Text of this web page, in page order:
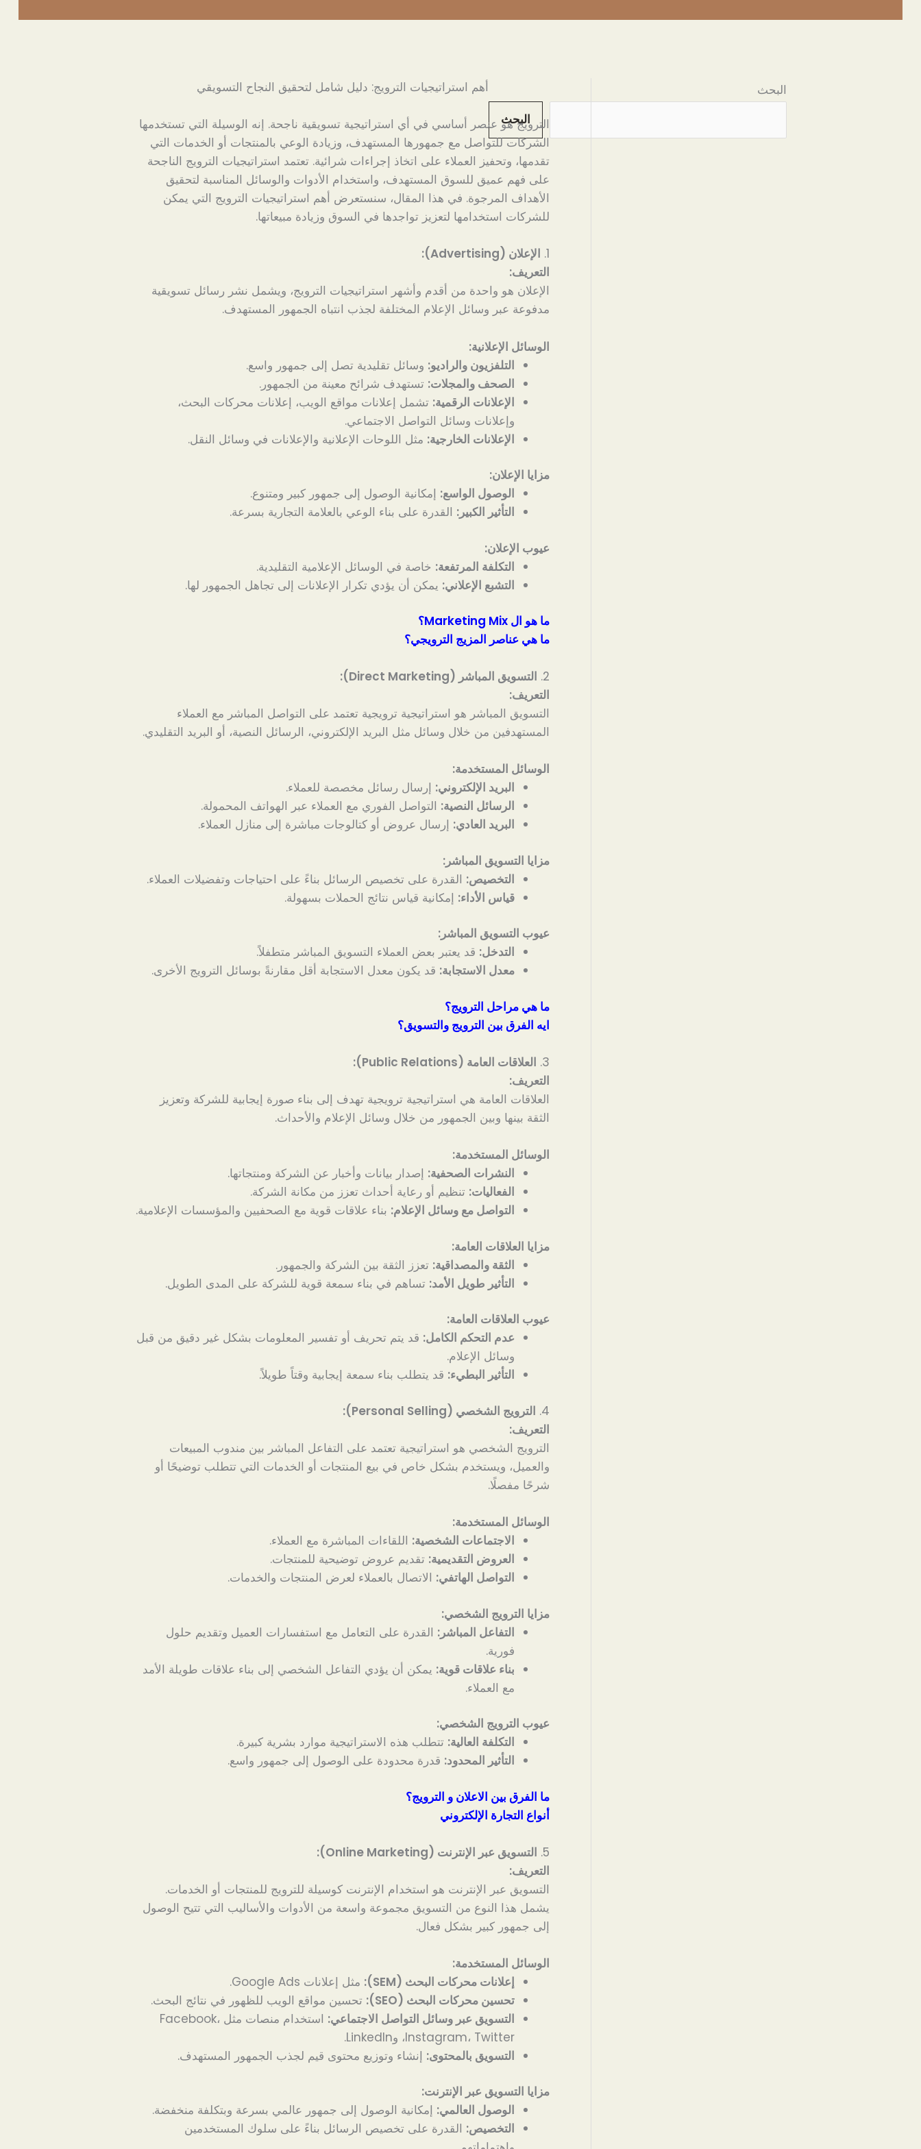
البحث
البحث
أهم استراتيجيات الترويج: دليل شامل لتحقيق النجاح التسويقي
الترويج هو عنصر أساسي في أي استراتيجية تسويقية ناجحة. إنه الوسيلة التي تستخدمها
الشركات للتواصل مع جمهورها المستهدف، وزيادة الوعي بالمنتجات أو الخدمات التي
تقدمها، وتحفيز العملاء على اتخاذ إجراءات شرائية. تعتمد استراتيجيات الترويج الناجحة
على فهم عميق للسوق المستهدف، واستخدام الأدوات والوسائل المناسبة لتحقيق
الأهداف المرجوة. في هذا المقال، سنستعرض أهم استراتيجيات الترويج التي يمكن
للشركات استخدامها لتعزيز تواجدها في السوق وزيادة مبيعاتها.
1. الإعلان (Advertising):
التعريف:
الإعلان هو واحدة من أقدم وأشهر استراتيجيات الترويج، ويشمل نشر رسائل تسويقية
مدفوعة عبر وسائل الإعلام المختلفة لجذب انتباه الجمهور المستهدف.
الوسائل الإعلانية:
التلفزيون والراديو: وسائل تقليدية تصل إلى جمهور واسع.
الصحف والمجلات: تستهدف شرائح معينة من الجمهور.
الإعلانات الرقمية: تشمل إعلانات مواقع الويب، إعلانات محركات البحث،
وإعلانات وسائل التواصل الاجتماعي.
الإعلانات الخارجية: مثل اللوحات الإعلانية والإعلانات في وسائل النقل.
مزايا الإعلان:
الوصول الواسع: إمكانية الوصول إلى جمهور كبير ومتنوع.
التأثير الكبير: القدرة على بناء الوعي بالعلامة التجارية بسرعة.
عيوب الإعلان:
التكلفة المرتفعة: خاصة في الوسائل الإعلامية التقليدية.
التشبع الإعلاني: يمكن أن يؤدي تكرار الإعلانات إلى تجاهل الجمهور لها.
ما هو ال Marketing Mix؟
ما هي عناصر المزيج الترويجي؟
2. التسويق المباشر (Direct Marketing):
التعريف:
التسويق المباشر هو استراتيجية ترويجية تعتمد على التواصل المباشر مع العملاء
المستهدفين من خلال وسائل مثل البريد الإلكتروني، الرسائل النصية، أو البريد التقليدي.
الوسائل المستخدمة:
البريد الإلكتروني: إرسال رسائل مخصصة للعملاء.
الرسائل النصية: التواصل الفوري مع العملاء عبر الهواتف المحمولة.
البريد العادي: إرسال عروض أو كتالوجات مباشرة إلى منازل العملاء.
مزايا التسويق المباشر:
التخصيص: القدرة على تخصيص الرسائل بناءً على احتياجات وتفضيلات العملاء.
قياس الأداء: إمكانية قياس نتائج الحملات بسهولة.
عيوب التسويق المباشر:
التدخل: قد يعتبر بعض العملاء التسويق المباشر متطفلاً.
معدل الاستجابة: قد يكون معدل الاستجابة أقل مقارنةً بوسائل الترويج الأخرى.
ما هي مراحل الترويج؟
ايه الفرق بين الترويج والتسويق؟
3. العلاقات العامة (Public Relations):
التعريف:
العلاقات العامة هي استراتيجية ترويجية تهدف إلى بناء صورة إيجابية للشركة وتعزيز
الثقة بينها وبين الجمهور من خلال وسائل الإعلام والأحداث.
الوسائل المستخدمة:
النشرات الصحفية: إصدار بيانات وأخبار عن الشركة ومنتجاتها.
الفعاليات: تنظيم أو رعاية أحداث تعزز من مكانة الشركة.
التواصل مع وسائل الإعلام: بناء علاقات قوية مع الصحفيين والمؤسسات الإعلامية.
مزايا العلاقات العامة:
الثقة والمصداقية: تعزز الثقة بين الشركة والجمهور.
التأثير طويل الأمد: تساهم في بناء سمعة قوية للشركة على المدى الطويل.
عيوب العلاقات العامة:
عدم التحكم الكامل: قد يتم تحريف أو تفسير المعلومات بشكل غير دقيق من قبل
وسائل الإعلام.
التأثير البطيء: قد يتطلب بناء سمعة إيجابية وقتاً طويلاً.
4. الترويج الشخصي (Personal Selling):
التعريف:
الترويج الشخصي هو استراتيجية تعتمد على التفاعل المباشر بين مندوب المبيعات
والعميل، ويستخدم بشكل خاص في بيع المنتجات أو الخدمات التي تتطلب توضيحًا أو
شرحًا مفصلًا.
الوسائل المستخدمة:
الاجتماعات الشخصية: اللقاءات المباشرة مع العملاء.
العروض التقديمية: تقديم عروض توضيحية للمنتجات.
التواصل الهاتفي: الاتصال بالعملاء لعرض المنتجات والخدمات.
مزايا الترويج الشخصي:
التفاعل المباشر: القدرة على التعامل مع استفسارات العميل وتقديم حلول
فورية.
بناء علاقات قوية: يمكن أن يؤدي التفاعل الشخصي إلى بناء علاقات طويلة الأمد
مع العملاء.
عيوب الترويج الشخصي:
التكلفة العالية: تتطلب هذه الاستراتيجية موارد بشرية كبيرة.
التأثير المحدود: قدرة محدودة على الوصول إلى جمهور واسع.
ما الفرق بين الاعلان و الترويج؟
أنواع التجارة الإلكتروني
5. التسويق عبر الإنترنت (Online Marketing):
التعريف:
التسويق عبر الإنترنت هو استخدام الإنترنت كوسيلة للترويج للمنتجات أو الخدمات.
يشمل هذا النوع من التسويق مجموعة واسعة من الأدوات والأساليب التي تتيح الوصول
إلى جمهور كبير بشكل فعال.
الوسائل المستخدمة:
إعلانات محركات البحث (SEM):
مثل إعلانات Google Ads.
تحسين محركات البحث (SEO):
تحسين مواقع الويب للظهور في نتائج البحث.
التسويق عبر وسائل التواصل الاجتماعي:
استخدام منصات مثل Facebook،
Instagram، Twitter، وLinkedIn.
التسويق بالمحتوى: إنشاء وتوزيع محتوى قيم لجذب الجمهور المستهدف.
مزايا التسويق عبر الإنترنت:
الوصول العالمي: إمكانية الوصول إلى جمهور عالمي بسرعة وبتكلفة منخفضة.
التخصيص: القدرة على تخصيص الرسائل بناءً على سلوك المستخدمين